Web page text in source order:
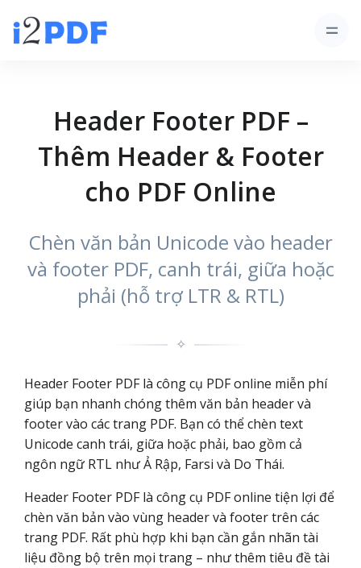
Header Footer PDF –
Thêm Header & Footer
cho PDF Online
Chèn văn bản Unicode vào header
và footer PDF, canh trái, giữa hoặc
phải (hỗ trợ LTR & RTL)
✧
Header Footer PDF là công cụ PDF online miễn phí
giúp bạn nhanh chóng thêm văn bản header và
footer vào các trang PDF. Bạn có thể chèn text
Unicode canh trái, giữa hoặc phải, bao gồm cả
ngôn ngữ RTL như Ả Rập, Farsi và Do Thái.
Header Footer PDF là công cụ PDF online tiện lợi để
chèn văn bản vào vùng header và footer trên các
trang PDF. Rất phù hợp khi bạn cần gắn nhãn tài
liệu đồng bộ trên mọi trang – như thêm tiêu đề tài